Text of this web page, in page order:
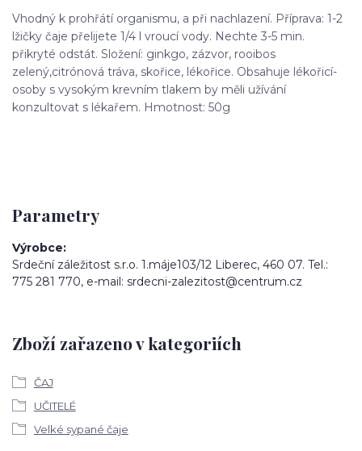
Vhodný k prohřátí organismu, a při nachlazení. Příprava: 1-2
lžičky čaje přelijete 1/4 l vroucí vody. Nechte 3-5 min.
přikryté odstát. Složení: ginkgo, zázvor, rooibos
zelený,citrónová tráva, skořice, lékořice. Obsahuje lékořicí-
osoby s vysokým krevním tlakem by měli užívání
konzultovat s lékařem. Hmotnost: 50g
Parametry
Výrobce
Srdeční záležitost s.r.o. 1.máje103/12 Liberec, 460 07. Tel.:
775 281 770, e-mail: srdecni-zalezitost@centrum.cz
Zboží zařazeno v kategoriích
ČAJ
UČITELÉ
Velké sypané čaje